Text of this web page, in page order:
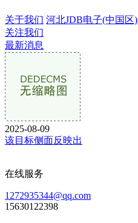
关于我们 河北JDB电子(中国区
关注我们
最新消息
2025-08-09
该目标侧面反映出
在线服务
1272935344@qq.com
15630122398